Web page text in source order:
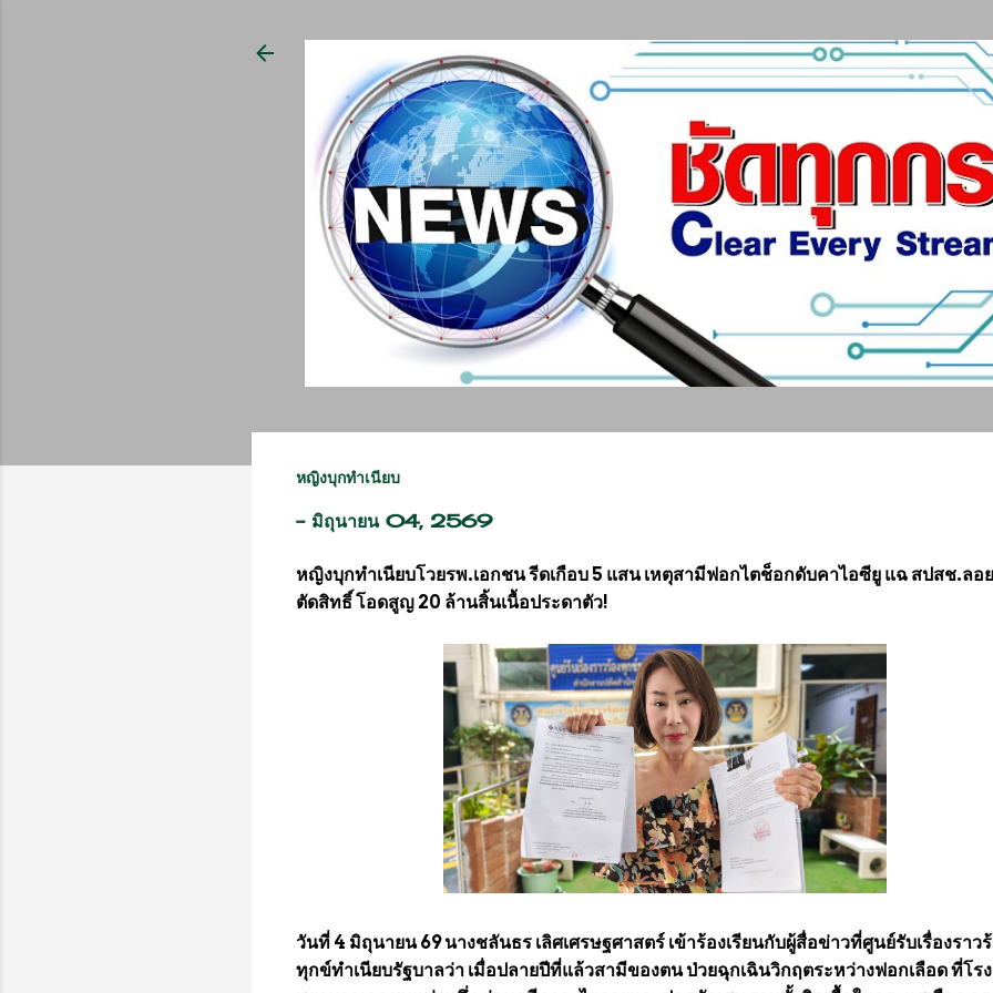
หญิงบุกทำเนียบ
- มิถุนายน 04, 2569
หญิงบุกทำเนียบโวย​รพ.เอกชน รีดเกือบ 5 แสน เหตุสามีฟอกไตช็อกดับคาไอซียู แฉ สปสช.ลอ
ตัดสิทธิ์ โอดสูญ 20 ล้านสิ้นเนื้อประดาตัว!
วันที่ 4 มิถุนายน 69 นางชลันธร เลิศเศรษฐศาสตร์ เข้าร้องเรียนกับผู้สื่อข่าวที่ศูนย์รับเรื่องราว
ทุกข์ทำเนียบรัฐบาลว่า เมื่อปลายปีที่แล้วสามีของตน ป่วยฉุกเฉินวิกฤตระหว่างฟอกเลือด ที่โรง